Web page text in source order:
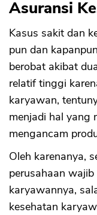
Asuransi
Kasus sakit dan
pun dan
berobat akibat
relatif tinggi
karyawan,
menjadi hal yang
mengancam
Oleh karenanya,
perusahaan
karyawannya,
kesehatan